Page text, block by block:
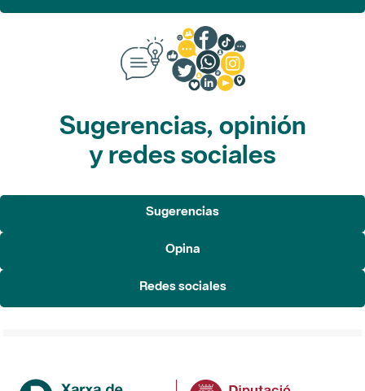
Sugerencias, opinión
y redes sociales
Sugerencias
Opina
Redes sociales